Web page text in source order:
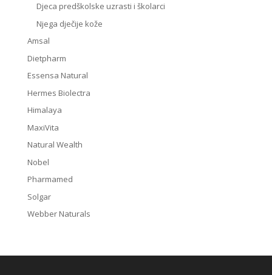
Djeca predškolske uzrasti i školarci
Njega dječije kože
Amsal
Dietpharm
Essensa Natural
Hermes Biolectra
Himalaya
MaxiVita
Natural Wealth
Nobel
Pharmamed
Solgar
Webber Naturals